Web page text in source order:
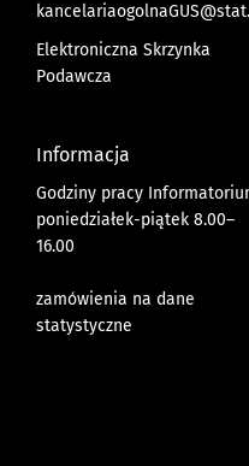
Elektroniczna Skrzynka
Podawcza
Informacja
Godziny pracy
poniedziałek-piątek 8.00–
16.00
zamówienia na dane
statystyczne